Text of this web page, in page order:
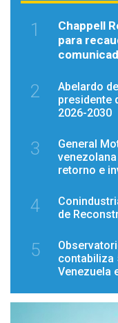
1
Chappell
para
2
Abelardo
presidente
2026-2030
3
General
retorno e
4
de
5
contabiliza
Venezuela